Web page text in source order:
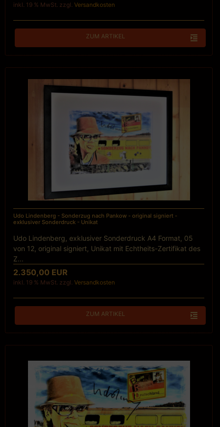
inkl. 19 % MwSt. zzgl. Versandkosten
ZUM ARTIKEL
Udo Lindenberg - Sonderzug nach Pankow - original signiert -
exklusiver Sonderdruck - Unikat
Udo Lindenberg, exklusiver Sonderdruck A4 Format, 05
von 12, original signiert, Unikat mit Echtheits-Zertifikat des
Z...
2.350,00 EUR
inkl. 19 % MwSt. zzgl. Versandkosten
ZUM ARTIKEL